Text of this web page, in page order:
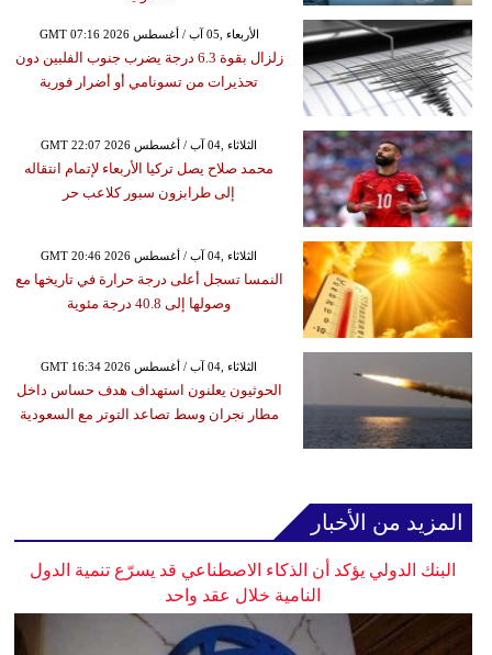
GMT 07:16 2026 الأربعاء ,05 آب / أغسطس
زلزال بقوة 6.3 درجة يضرب جنوب الفلبين دون
تحذيرات من تسونامي أو أضرار فورية
GMT 22:07 2026 الثلاثاء ,04 آب / أغسطس
محمد صلاح يصل تركيا الأربعاء لإتمام انتقاله
إلى طرابزون سبور كلاعب حر
GMT 20:46 2026 الثلاثاء ,04 آب / أغسطس
النمسا تسجل أعلى درجة حرارة في تاريخها مع
وصولها إلى 40.8 درجة مئوية
GMT 16:34 2026 الثلاثاء ,04 آب / أغسطس
الحوثيون يعلنون استهداف هدف حساس داخل
مطار نجران وسط تصاعد التوتر مع السعودية
المزيد من الأخبار
البنك الدولي يؤكد أن الذكاء الاصطناعي قد يسرّع تنمية الدول
النامية خلال عقد واحد